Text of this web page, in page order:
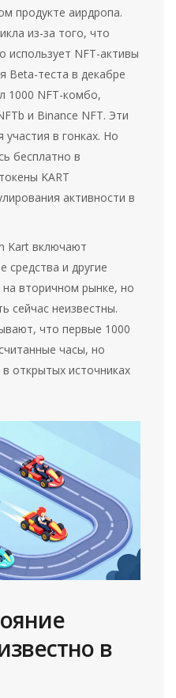
продукте аирдропа.
из-за того, что
использует NFT-активы
Beta-теста в декабре
1000 NFT-комбо,
и Binance NFT. Эти
в гонках. Но
бесплатно в
KART
активности в
Kart включают
средства и другие
вторичном рынке, но
сейчас неизвестны.
что первые 1000
часы, но
открытых источниках
в